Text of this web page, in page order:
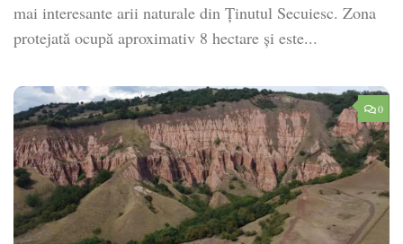
mai interesante arii naturale din Ținutul Secuiesc. Zona
protejată ocupă aproximativ 8 hectare și este...
0